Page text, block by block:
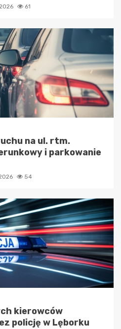
61
na ul. rtm.
i parkowanie
54
kierowców
policję w Lęborku